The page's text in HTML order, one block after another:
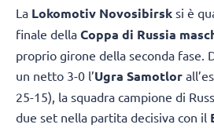
La Lokomotiv Novosibirsk si è
finale della Coppa di Russia
proprio girone della seconda fase.
un netto 3-0 l’Ugra Samotlor
25-15), la squadra campione di
due set nella partita decisiva con il